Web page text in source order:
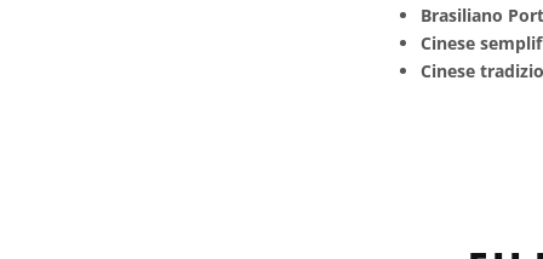
Brasiliano
Cinese
Cinese